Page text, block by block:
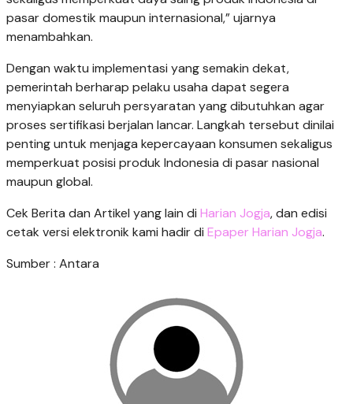
pasar domestik maupun internasional,” ujarnya
menambahkan.
Dengan waktu implementasi yang semakin dekat,
pemerintah berharap pelaku usaha dapat segera
menyiapkan seluruh persyaratan yang dibutuhkan agar
proses sertifikasi berjalan lancar. Langkah tersebut dinilai
penting untuk menjaga kepercayaan konsumen sekaligus
memperkuat posisi produk Indonesia di pasar nasional
maupun global.
Cek Berita dan Artikel yang lain di Harian Jogja, dan edisi
cetak versi elektronik kami hadir di Epaper Harian Jogja.
Sumber : Antara